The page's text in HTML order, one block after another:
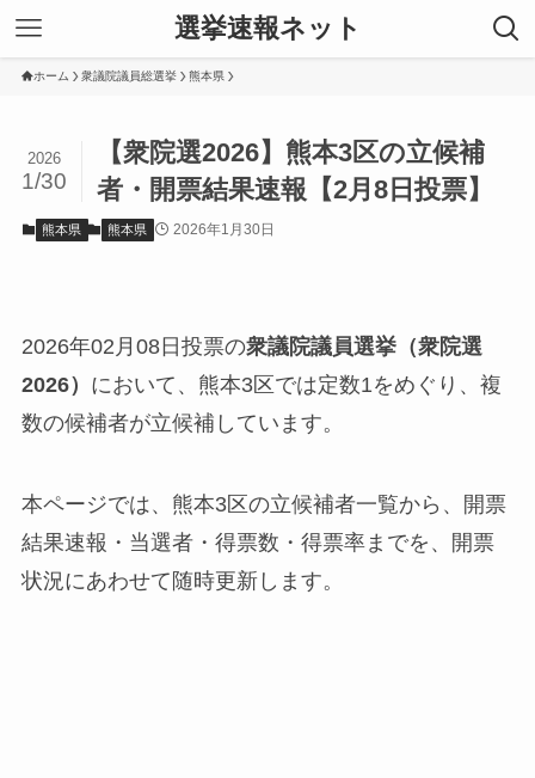
選挙速報ネット
ホーム 衆議院議員総選挙 熊本県
【衆院選2026】熊本3区の立候補
者・開票結果速報【2月8日投票】
2026
1/30
熊本県 熊本県 2026年1月30日
2026年02月08日投票の衆議院議員選挙（衆院選
2026） において、熊本3区では定数1をめぐり、複
数の候補者が立候補しています。
本ページでは、熊本3区の立候補者一覧から、開票
結果速報・当選者・得票数・得票率までを、開票
状況にあわせて随時更新します。